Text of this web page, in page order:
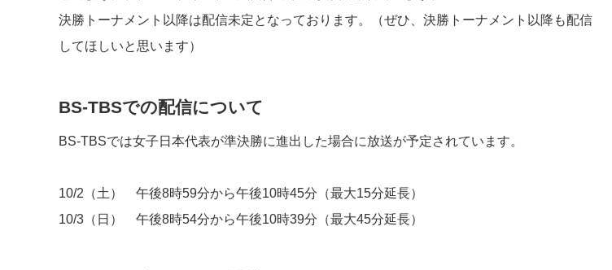
決勝トーナメント以降は配信未定となっております。（ぜひ、決勝トーナメント以降も配信
してほしいと思います）
BS-TBSでの配信について
BS-TBSでは女子日本代表が準決勝に進出した場合に放送が予定されています。
10/2（土） 午後8時59分から午後10時45分（最大15分延長）
10/3（日） 午後8時54分から午後10時39分（最大45分延長）